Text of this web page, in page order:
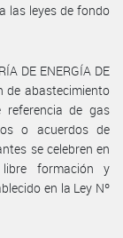
las leyes de fondo
DE ENERGÍA DE
de abastecimiento
referencia de gas
o acuerdos de
se celebren en
formación y
en la Ley Nº